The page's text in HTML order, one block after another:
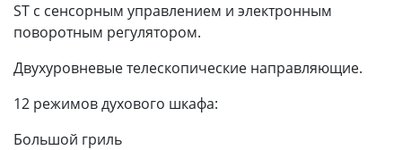
ST с сенсорным управлением и электронным
поворотным регулятором.
Двухуровневые телескопические направляющие.
12 режимов духового шкафа:
Большой гриль